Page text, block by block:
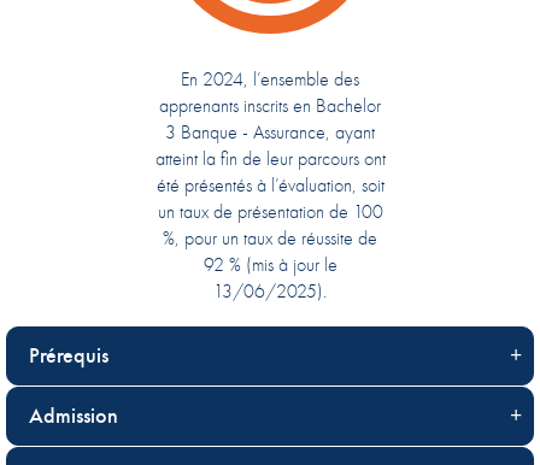
En 2024, l’ensemble des
apprenants inscrits en Bachelor
3 Banque - Assurance, ayant
atteint la fin de leur parcours ont
été présentés à l’évaluation, soit
un taux de présentation de 100
%, pour un taux de réussite de
92 % (mis à jour le
13/06/2025).
Prérequis
Admission